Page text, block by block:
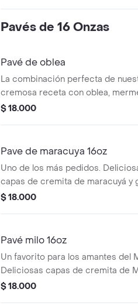
Pavés de 16 Onzas
Pavé de oblea
La combinación perfecta de
cremosa receta con oblea,
de mora, arequipe y queso. Un
$ 18.000
Pave de maracuya 16oz
Uno de los más pedidos.
capas de cremita de maracuyá y
Ducales que logran el equilibrio
compartir.
$ 18.000
Pavé milo 16oz
Un favorito para los amantes del
Deliciosas capas de cremita de
galletas Ducales que crean la
$ 18.000